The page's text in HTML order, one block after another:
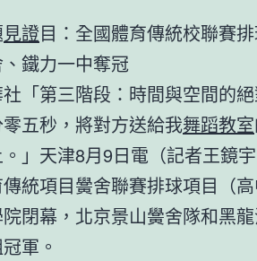
見證目：全國體育傳統校聯賽
鐵力一中奪冠
「第三階段：時間與空間的
五秒，將對方送給我舞蹈教室
」天津8月9日電（記者王鏡
統項目黌舍聯賽排球項目（
閉幕，北京景山黌舍隊和黑
軍。